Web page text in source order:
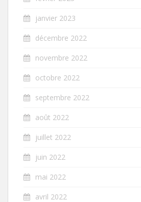
janvier 2023
décembre 2022
novembre 2022
octobre 2022
septembre 2022
août 2022
juillet 2022
juin 2022
mai 2022
avril 2022